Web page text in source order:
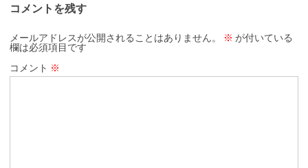
コメントを残す
メールアドレスが公開されることはありません。 ※ が付いている
欄は必須項目です
コメント ※